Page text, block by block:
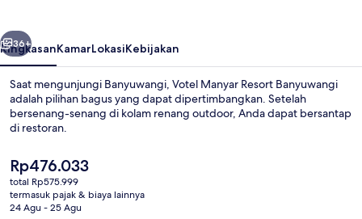
Berikutnya
36+
RingkasanKamarLokasiKebijakan
Saat mengunjungi Banyuwangi, Votel Manyar Resort Banyuwangi
adalah pilihan bagus yang dapat dipertimbangkan. Setelah
bersenang-senang di kolam renang outdoor, Anda dapat bersantap
di restoran.
Harga
saat
ini
Rp476.033
Rp476.033
total Rp575.999
termasuk pajak & biaya lainnya
24 Agu - 25 Agu